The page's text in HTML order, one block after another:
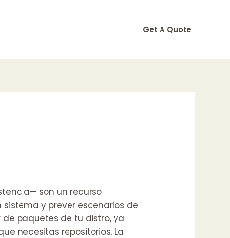
Get A Quote
son un recurso
y prever escenarios de
de paquetes de tu distro, ya
necesitas repositorios. La